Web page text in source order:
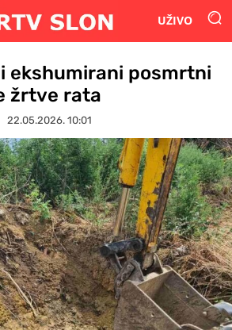
UŽIVO
ekshumirani posmrtni
žrtve rata
22.05.2026. 10:01